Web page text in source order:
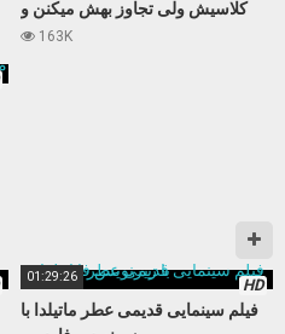
کلاسیش ولی تجاوز بهش میکنن و
فیلمشو میگیرن
163K
HD
01:29:26
فیلم سینمایی قدیمی عطر ماتیلدا با